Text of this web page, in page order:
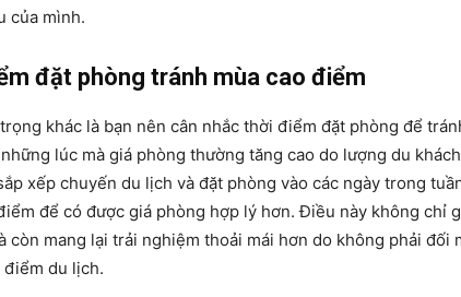
của mình.
đặt phòng tránh mùa cao điểm
khác là bạn nên cân nhắc thời điểm đặt phòng để
lúc mà giá phòng thường tăng cao do lượng du
xếp chuyến du lịch và đặt phòng vào các ngày trong
để có được giá phòng hợp lý hơn. Điều này không chỉ
còn mang lại trải nghiệm thoải mái hơn do không phải đối
du lịch.